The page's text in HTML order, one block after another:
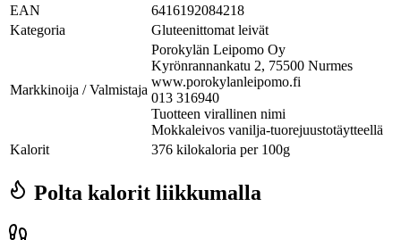
EAN
6416192084218
Kategoria
Gluteenittomat leivät
Markkinoija / Valmistaja
Porokylän Leipomo Oy
Kyrönrannankatu 2, 75500 Nurmes
www.porokylanleipomo.fi
013 316940
Tuotteen virallinen nimi
Mokkaleivos vanilja-tuorejuustotäytteellä
Kalorit
376 kilokaloria per 100g
Polta kalorit liikkumalla